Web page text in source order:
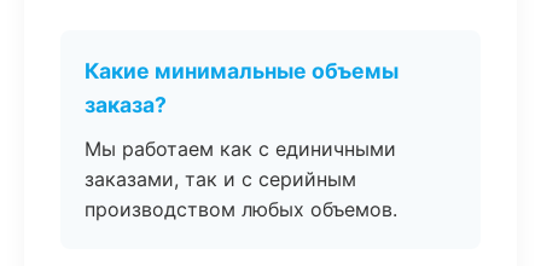
Какие минимальные объемы
заказа?
Мы работаем как с единичными
заказами, так и с серийным
производством любых объемов.